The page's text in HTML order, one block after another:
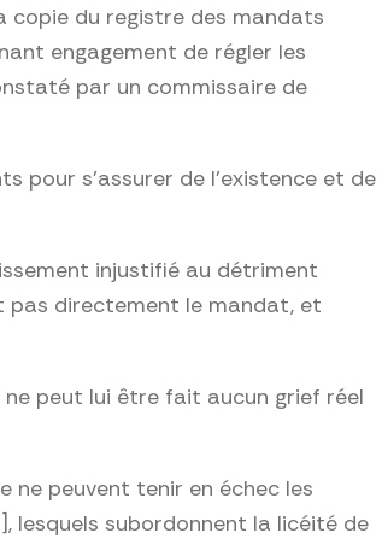
copie du registre des mandats
engagement de régler les
par un commissaire de
pour s’assurer de l’existence et de
injustifié au détriment
pas directement le mandat, et
peut lui être fait aucun grief réel
ne peuvent tenir en échec les
lesquels subordonnent la licéité de